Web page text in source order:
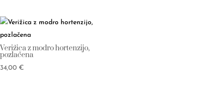
Verižica z modro hortenzijo,
pozlačena
34,00 €